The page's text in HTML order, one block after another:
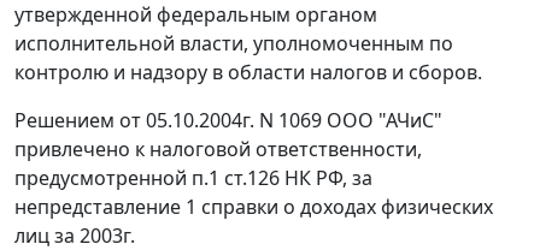
утвержденной федеральным органом
исполнительной власти, уполномоченным по
контролю и надзору в области налогов и сборов.
Решением от 05.10.2004г. N 1069 ООО "АЧиС"
привлечено к налоговой ответственности,
предусмотренной п.1 ст.126 НК РФ, за
непредставление 1 справки о доходах физических
лиц за 2003г.